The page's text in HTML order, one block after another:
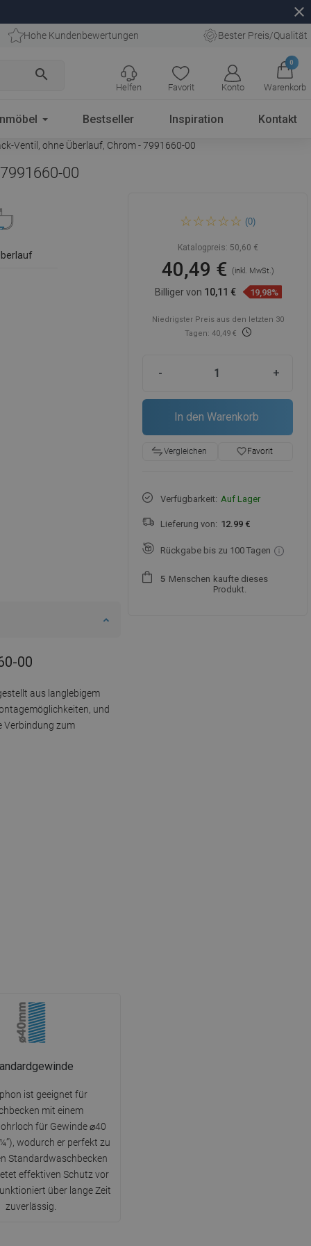
close
Hohe Kundenbewertungen Bester Preis/Qualität
search
Favorit Konto
0
Warenkorb
Helfen
Bestseller Inspiration Kontakt
Ventil, ohne Überlauf, Chrom - 7991660-00
00
00
aus langlebigem
und
Verbindung zum
ist geeignet für
mit einem
für Gewinde ⌀40
wodurch er perfekt zu
Standardwaschbecken
effektiven Schutz vor
über lange Zeit
zuverlässig.
Waschbecken-Halbsifon mit
Überlauf, Chrom - 7991660-00
(0)
Katalogpreis: 50,60 €
40,49 € (inkl. MwSt.)
Billiger von 10,11 € 19,98%
Niedrigster Preis aus den letzten 30
Tagen: 40,49 €
- +
In den Warenkorb
Vergleichen favorite_borderFavorit
Verfügbarkeit: Auf Lager
Lieferung von: 12.99 €
Rückgabe bis zu 100 Tagen
5 Menschen kaufte dieses
Produkt.